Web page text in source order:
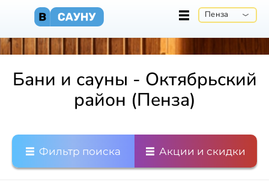
Пенза
Бани и сауны - Октябрьский
район (Пенза)
Фильтр поиска Акции и скидки